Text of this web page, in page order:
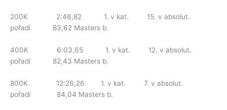
200K 2:46,82 1. v kat. 15. v absolut.
pořadí 83,62 Masters b.
400K 6:03,65 1. v kat. 12. v absolut.
pořadí 82,43 Masters b.
800K 12:26,26 1. v kat. 7. v absolut.
pořadí 84,04 Masters b.